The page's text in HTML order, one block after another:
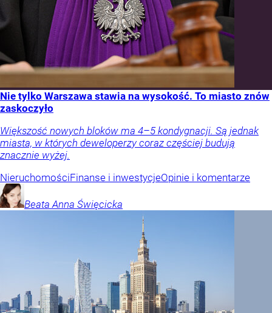
Nie tylko Warszawa stawia na wysokość. To miasto znów
zaskoczyło
Większość nowych bloków ma 4–5 kondygnacji. Są jednak
miasta, w których deweloperzy coraz częściej budują
znacznie wyżej.
NieruchomościFinanse i inwestycjeOpinie i komentarze
Beata Anna Święcicka